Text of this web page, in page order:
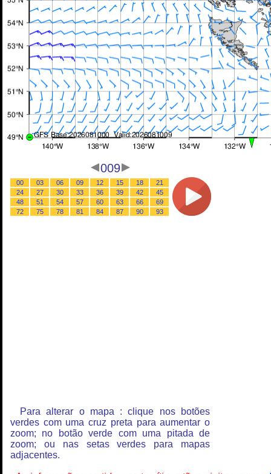
009
00 03 06 09 12 15 18
21
24
27 30 33 36 39 42
45
48
51 54 57 60 63 66
69
72
75 78 81 84 87 90 93
Para alterar o mapa : clique nos botões
verdes com uma cruz preta para aumentar o
zoom; no botão verde com uma pitada de
zoom; ou nas setas verdes para mapas
adjacentes.